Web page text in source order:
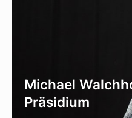
Michael
Präsidium